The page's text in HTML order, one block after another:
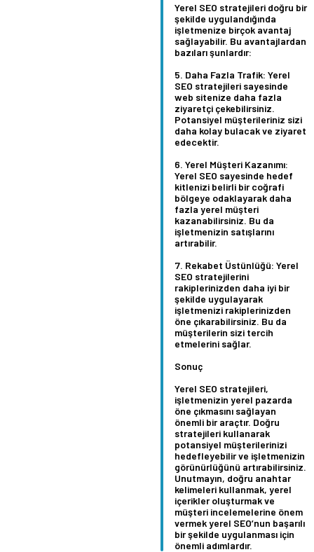
Yerel SEO stratejileri doğru bir
şekilde uygulandığında
işletmenize birçok avantaj
sağlayabilir. Bu avantajlardan
bazıları şunlardır:
Daha Fazla Trafik: Yerel
SEO stratejileri sayesinde
web sitenize daha fazla
ziyaretçi çekebilirsiniz.
Potansiyel müşterileriniz sizi
daha kolay bulacak ve ziyaret
edecektir.
Yerel Müşteri Kazanımı:
Yerel SEO sayesinde hedef
kitlenizi belirli bir coğrafi
bölgeye odaklayarak daha
fazla yerel müşteri
kazanabilirsiniz. Bu da
işletmenizin satışlarını
artırabilir.
Rekabet Üstünlüğü: Yerel
SEO stratejilerini
rakiplerinizden daha iyi bir
şekilde uygulayarak
işletmenizi rakiplerinizden
öne çıkarabilirsiniz. Bu da
müşterilerin sizi tercih
etmelerini sağlar.
Sonuç
Yerel SEO stratejileri,
işletmenizin yerel pazarda
öne çıkmasını sağlayan
önemli bir araçtır. Doğru
stratejileri kullanarak
potansiyel müşterilerinizi
hedefleyebilir ve işletmenizin
görünürlüğünü artırabilirsiniz.
Unutmayın, doğru anahtar
kelimeleri kullanmak, yerel
içerikler oluşturmak ve
müşteri incelemelerine önem
vermek yerel SEO’nun başarılı
bir şekilde uygulanması için
önemli adımlardır.